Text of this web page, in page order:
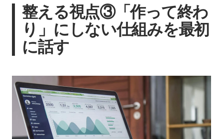
整える視点③「作って終わ
り」にしない仕組みを最初
に話す